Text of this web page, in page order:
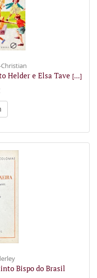
Christian
Helder e Elsa Tave [...]
Bispo do Brasil